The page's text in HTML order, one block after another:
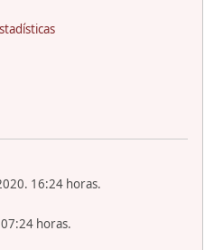
16:24 horas.
horas.